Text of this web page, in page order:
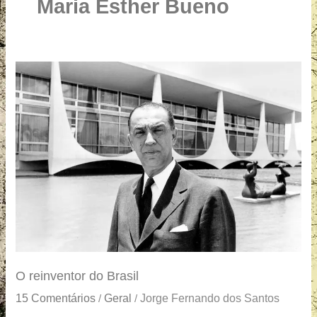
Maria Esther Bueno
O reinventor do Brasil
15 Comentários / Geral /Jorge Fernando dos Santos
O
reinventor
do
Brasil